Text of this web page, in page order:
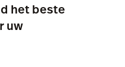
het beste
uw